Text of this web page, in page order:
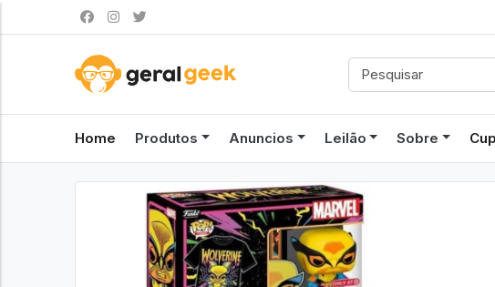
Home Produtos Anuncios Leilão Sobre